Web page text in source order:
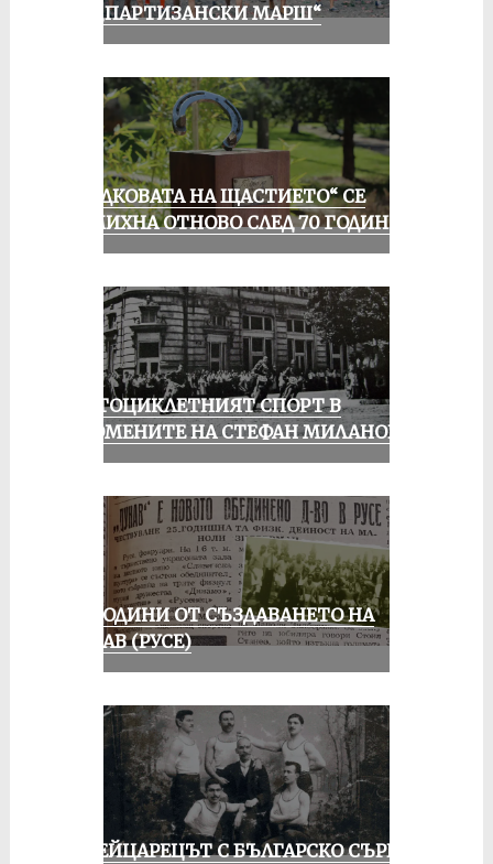
ОТ „ПАРТИЗАНСКИ МАРШ“
„ПОДКОВАТА НА ЩАСТИЕТО“ СЕ
УСМИХНА ОТНОВО СЛЕД 70 ГОДИНИ
МОТОЦИКЛЕТНИЯТ СПОРТ В
СПОМЕНИТЕ НА СТЕФАН МИЛАНОВ
70 ГОДИНИ ОТ СЪЗДАВАНЕТО НА
ДУНАВ (РУСЕ)
ШВЕЙЦАРЕЦЪТ С БЪЛГАРСКО СЪРЦЕ